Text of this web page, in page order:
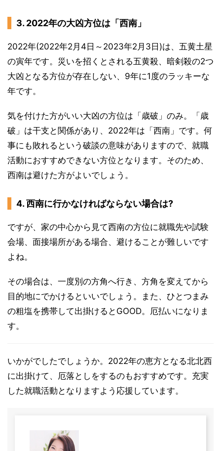
3. 2022年の大凶方位は「西南」
2022年(2022年2月4日～2023年2月3日)は、五黄土星
の寅年です。災いを招くとされる五黄殺、暗剣殺の2つ
大凶となる方位が存在しない、9年に1度のラッキーな
年です。
気を付けた方がいい大凶の方位は「歳破」のみ。「歳
破」は干支と関係があり、2022年は「西南」です。何
事にも敗れるという破談の意味がありますので、就職
活動におすすめできない方位となります。そのため、
西南は避けた方がよいでしょう。
4. 西南に行かなければならない場合は?
ですが、家の中心から見て西南の方位に就職先や試験
会場、面接場所がある場合、避けることが難しいです
よね。
その場合は、一度別の方角へ行き、方角を変えてから
目的地にでかけるといいでしょう。また、ひとつまみ
の粗塩を携帯して出掛けるとGOOD。厄払いになりま
す。
いかがでしたでしょうか。2022年の恵方となる北北西
に出掛けて、厄落としをするのもおすすめです。充実
した就職活動となりますよう応援しています。